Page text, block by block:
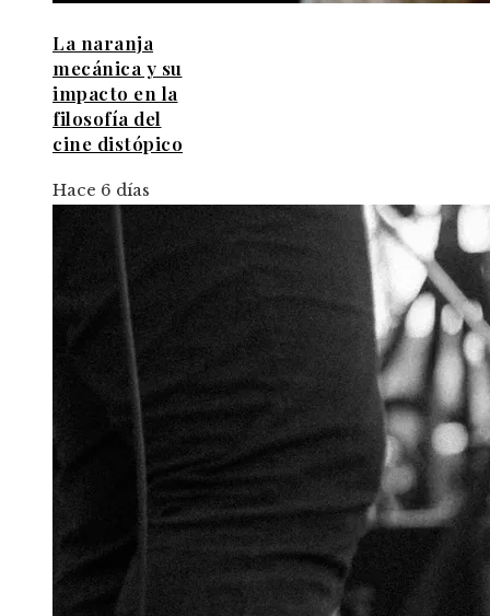
La naranja
mecánica y su
impacto en la
filosofía del
cine distópico
Hace 6 días